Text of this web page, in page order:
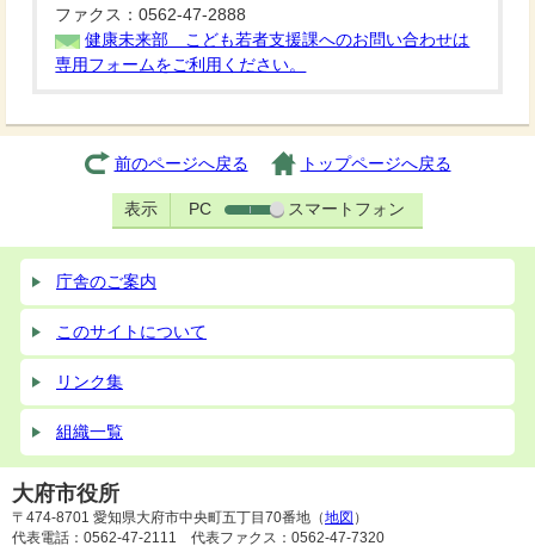
ファクス：0562-47-2888
健康未来部 こども若者支援課へのお問い合わせは
専用フォームをご利用ください。
前のページへ戻る トップページへ戻る
表示 PC スマートフォン
庁舎のご案内
このサイトについて
リンク集
組織一覧
大府市役所
〒474-8701 愛知県大府市中央町五丁目70番地（地図 ）
代表電話：0562-47-2111 代表ファクス：0562-47-7320